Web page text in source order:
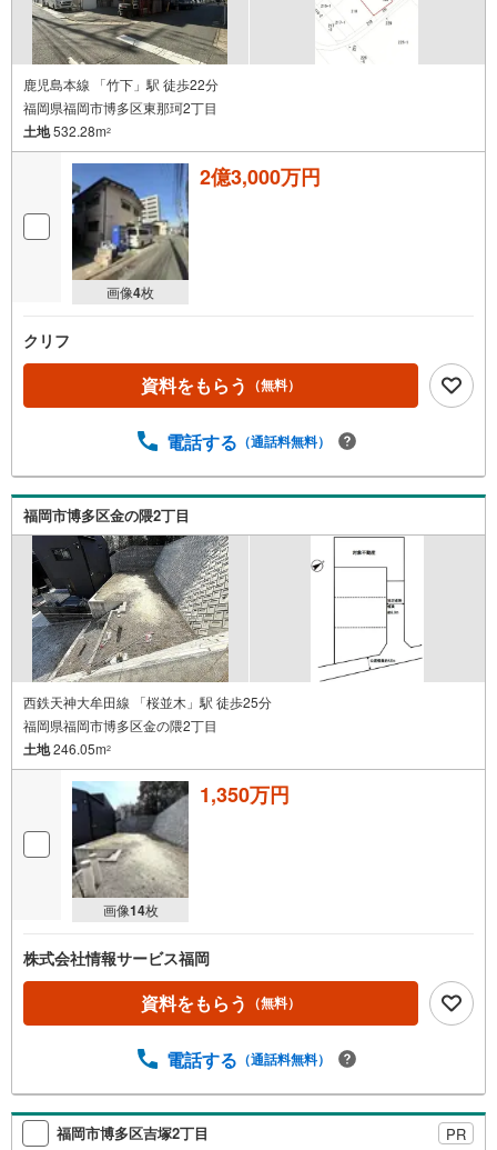
鹿児島本線 「竹下」駅 徒歩22分
福岡県福岡市博多区東那珂2丁目
土地532.28m2
画像4枚
2億3,000万円
クリフ
資料をもらう （無料）
電話する （通話料無料）
福岡市博多区金の隈2丁目
西鉄天神大牟田線 「桜並木」駅 徒歩25分
福岡県福岡市博多区金の隈2丁目
土地246.05m2
画像14枚
1,350万円
株式会社情報サービス福岡
資料をもらう （無料）
電話する （通話料無料）
福岡市博多区吉塚2丁目 PR